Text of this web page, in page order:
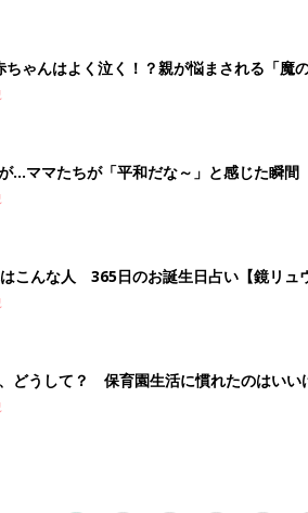
ちゃんはよく泣く！？親が悩まされる「魔
門家】
...ママたちが「平和だな～」と感じた瞬間
こんな人 365日のお誕生日占い【鏡リュ
、どうして？ 保育園生活に慣れたのはい
うふう子育て ＃91』